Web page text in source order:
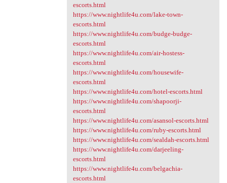
escorts.html
https://www.nightlife4u.com/lake-town-
escorts.html
https://www.nightlife4u.com/budge-budge-
escorts.html
https://www.nightlife4u.com/air-hostess-
escorts.html
https://www.nightlife4u.com/housewife-
escorts.html
https://www.nightlife4u.com/hotel-escorts.html
https://www.nightlife4u.com/shapoorji-
escorts.html
https://www.nightlife4u.com/asansol-escorts.html
https://www.nightlife4u.com/ruby-escorts.html
https://www.nightlife4u.com/sealdah-escorts.html
https://www.nightlife4u.com/darjeeling-
escorts.html
https://www.nightlife4u.com/belgachia-
escorts.html